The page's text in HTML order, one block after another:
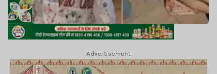
Advertisement